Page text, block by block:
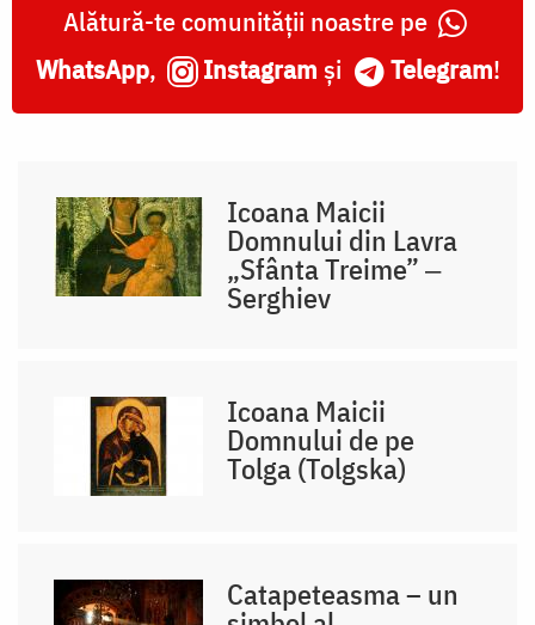
Alătură-te comunității noastre pe
WhatsApp, Instagram și Telegram!
Icoana Maicii
Domnului din Lavra
„Sfânta Treime” ‒
Serghiev
Icoana Maicii
Domnului de pe
Tolga (Tolgska)
Catapeteasma – un